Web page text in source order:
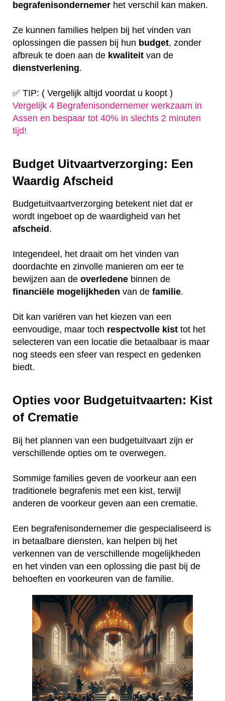
begrafenisondernemer het verschil kan maken.
Ze kunnen families helpen bij het vinden van
oplossingen die passen bij hun budget, zonder
afbreuk te doen aan de kwaliteit van de
dienstverlening.
✅ TIP: ( Vergelijk altijd voordat u koopt )
Vergelijk 4 Begrafenisondernemer werkzaam in
Assen en bespaar tot 40% in slechts 2 minuten
tijd!
Budget Uitvaartverzorging: Een
Waardig Afscheid
Budgetuitvaartverzorging betekent niet dat er
wordt ingeboet op de waardigheid van het
afscheid .
Integendeel, het draait om het vinden van
doordachte en zinvolle manieren om eer te
bewijzen aan de overledene binnen de
financiële mogelijkheden van de familie.
Dit kan variëren van het kiezen van een
eenvoudige, maar toch respectvolle kist tot het
selecteren van een locatie die betaalbaar is maar
nog steeds een sfeer van respect en gedenken
biedt.
Opties voor Budgetuitvaarten: Kist
of Crematie
Bij het plannen van een budgetuitvaart zijn er
verschillende opties om te overwegen.
Sommige families geven de voorkeur aan een
traditionele begrafenis met een kist, terwijl
anderen de voorkeur geven aan een crematie.
Een begrafenisondernemer die gespecialiseerd is
in betaalbare diensten, kan helpen bij het
verkennen van de verschillende mogelijkheden
en het vinden van een oplossing die past bij de
behoeften en voorkeuren van de familie.